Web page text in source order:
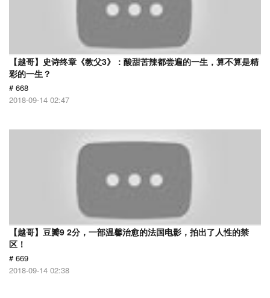
【越哥】史诗终章《教父3》：酸甜苦辣都尝遍的一生，算不算是精
彩的一生？
# 668
2018-09-14 02:47
【越哥】豆瓣9 2分，一部温馨治愈的法国电影，拍出了人性的禁
区！
# 669
2018-09-14 02:38